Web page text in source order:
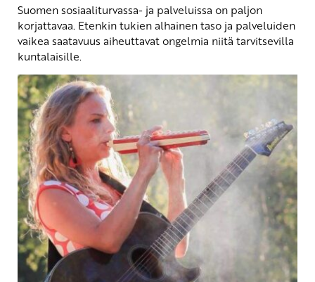
Suomen sosiaaliturvassa- ja palveluissa on paljon
korjattavaa. Etenkin tukien alhainen taso ja palveluiden
vaikea saatavuus aiheuttavat ongelmia niitä tarvitsevilla
kuntalaisille.